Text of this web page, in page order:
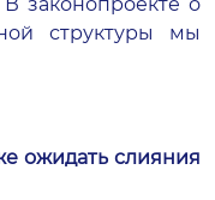
структуры мы
ожидать слияния